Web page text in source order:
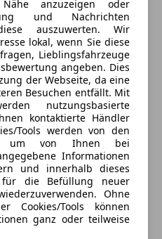
anzuzeigen oder
und Nachrichten
auszuwerten. Wir
lokal, wenn Sie diese
Lieblingsfahrzeuge
angeben. Dies
der Webseite, da eine
Besuchen entfällt. Mit
nutzungsbasierte
kontaktierte Händler
Tools werden von den
um von Ihnen bei
Informationen
und innerhalb dieses
für die Befüllung neuer
Ohne
Cookies/Tools können
ganz oder teilweise